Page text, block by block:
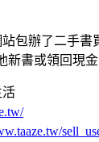
站包辦了二手
新書或領回現
活